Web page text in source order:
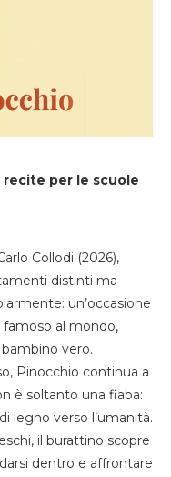
per le scuole
Collodi (2026),
distinti ma
un’occasione
al mondo,
vero.
Pinocchio continua a
è soltanto una fiaba:
legno verso l’umanità.
il burattino scopre
dentro e affrontare